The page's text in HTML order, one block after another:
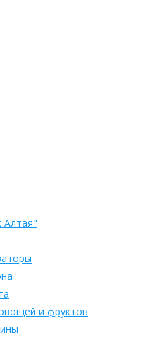
Алтая"
и фруктов